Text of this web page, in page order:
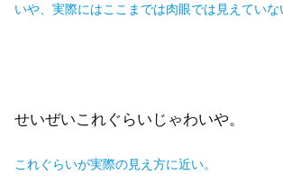
いや、実際にはここまでは肉眼では見えていな
せいぜいこれぐらいじゃわいや。
これぐらいが実際の見え方に近い。